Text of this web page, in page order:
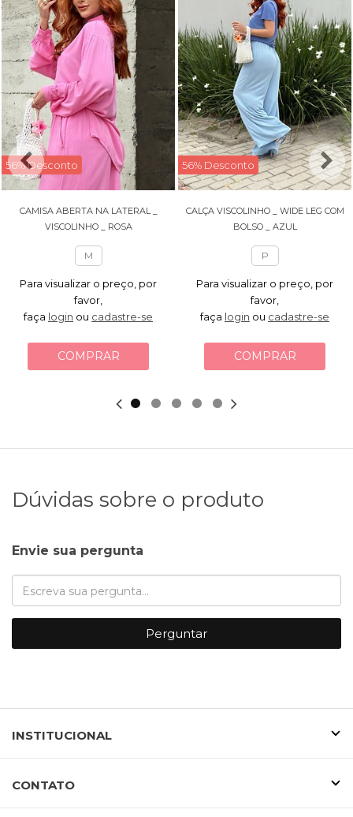
56% Desconto
CAMISA ABERTA NA LATERAL _
VISCOLINHO _ ROSA
M
Para visualizar o preço, por
favor,
faça login ou cadastre-se
COMPRAR
56% Desconto
CALÇA VISCOLINHO _ WIDE LEG COM
BOLSO _ AZUL
P
Para visualizar o preço, por
favor,
faça login ou cadastre-se
COMPRAR
Dúvidas sobre o produto
Envie sua pergunta
Perguntar
INSTITUCIONAL
CONTATO